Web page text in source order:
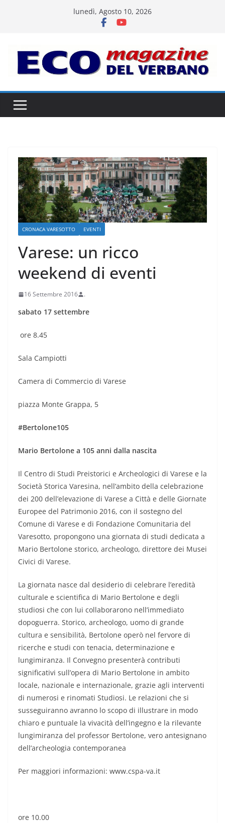
lunedì, Agosto 10, 2026
CRONACA VARESOTTO EVENTI
Varese: un ricco
weekend di eventi
16 Settembre 2016 .
sabato 17 settembre
ore 8.45
Sala Campiotti
Camera di Commercio di Varese
piazza Monte Grappa, 5
#Bertolone105
Mario Bertolone a 105 anni dalla nascita
Il Centro di Studi Preistorici e Archeologici di Varese e la
Società Storica Varesina, nell’ambito della celebrazione
dei 200 dell’elevazione di Varese a Città e delle Giornate
Europee del Patrimonio 2016, con il sostegno del
Comune di Varese e di Fondazione Comunitaria del
Varesotto, propongono una giornata di studi dedicata a
Mario Bertolone storico, archeologo, direttore dei Musei
Civici di Varese.
La giornata nasce dal desiderio di celebrare l’eredità
culturale e scientifica di Mario Bertolone e degli
studiosi che con lui collaborarono nell’immediato
dopoguerra. Storico, archeologo, uomo di grande
cultura e sensibilità, Bertolone operò nel fervore di
ricerche e studi con tenacia, determinazione e
lungimiranza. Il Convegno presenterà contributi
significativi sull’opera di Mario Bertolone in ambito
locale, nazionale e internazionale, grazie agli interventi
di numerosi e rinomati Studiosi. Le relazioni che si
susseguiranno avranno lo scopo di illustrare in modo
chiaro e puntuale la vivacità dell’ingegno e la rilevante
lungimiranza del professor Bertolone, vero antesignano
dell’archeologia contemporanea
Per maggiori informazioni: www.cspa-va.it
ore 10.00